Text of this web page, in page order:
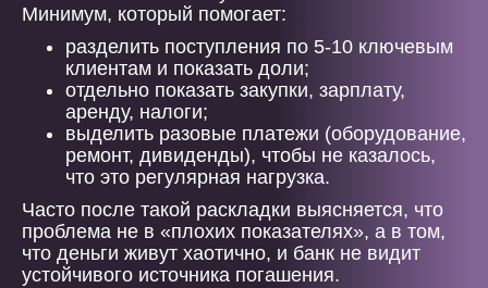
Минимум, который помогает:
разделить поступления по 5-10 ключевым
клиентам и показать доли;
отдельно показать закупки, зарплату,
аренду, налоги;
выделить разовые платежи (оборудование,
ремонт, дивиденды), чтобы не казалось,
что это регулярная нагрузка.
Часто после такой раскладки выясняется, что
проблема не в «плохих показателях», а в том,
что деньги живут хаотично, и банк не видит
устойчивого источника погашения.